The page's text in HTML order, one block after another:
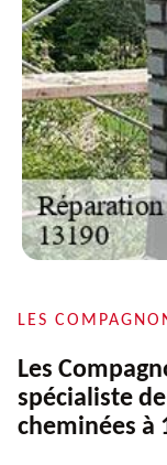
LES
Les
spécialiste
cheminées à